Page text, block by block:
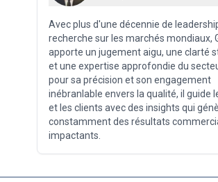
Avec plus d'une décennie de
recherche sur les marchés mondiaux,
apporte un jugement aigu, une clarté
et une expertise approfondie du
pour sa précision et son engagement
inébranlable envers la qualité, il guide
et les clients avec des insights qui
constamment des résultats
impactants.